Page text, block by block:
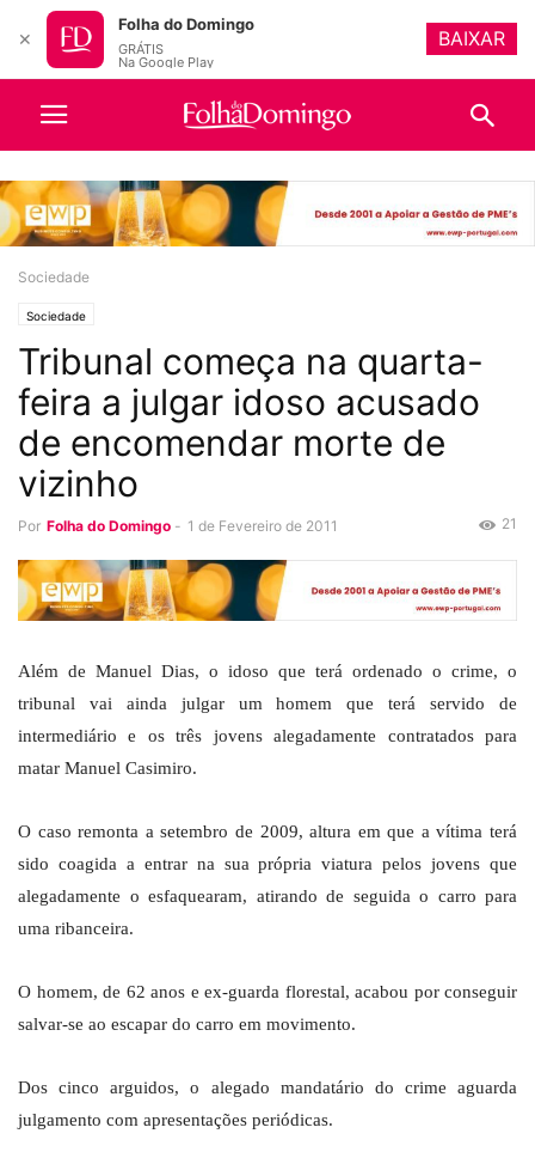
Sociedade
Sociedade
Tribunal começa na quarta-
feira a julgar idoso acusado
de encomendar morte de
vizinho
Por Folha do Domingo - 1 de Fevereiro de 2011 21
Além de Manuel Dias, o idoso que terá ordenado o crime, o
tribunal vai ainda julgar um homem que terá servido de
intermediário e os três jovens alegadamente contratados para
matar Manuel Casimiro.
O caso remonta a setembro de 2009, altura em que a vítima terá
sido coagida a entrar na sua própria viatura pelos jovens que
alegadamente o esfaquearam, atirando de seguida o carro para
uma ribanceira.
O homem, de 62 anos e ex-guarda florestal, acabou por conseguir
salvar-se ao escapar do carro em movimento.
Dos cinco arguidos, o alegado mandatário do crime aguarda
julgamento com apresentações periódicas.
✕
Folha do Domingo
GRÁTIS
Na Google Play
BAIXAR